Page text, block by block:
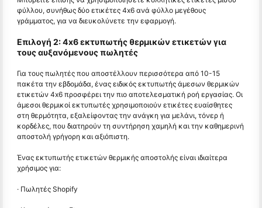
φύλλου, συνήθως δύο ετικέτες 4x6 ανά φύλλο μεγέθους
γράμματος, για να διευκολύνετε την εφαρμογή.
Επιλογή 2: 4x6 εκτυπωτής θερμικών ετικετών για
τους αυξανόμενους πωλητές
Για τους πωλητές που αποστέλλουν περισσότερα από 10-15
πακέτα την εβδομάδα, ένας ειδικός εκτυπωτής άμεσων θερμικών
ετικετών 4x6 προσφέρει την πιο αποτελεσματική ροή εργασίας. Οι
άμεσοι θερμικοί εκτυπωτές χρησιμοποιούν ετικέτες ευαίσθητες
στη θερμότητα, εξαλείφοντας την ανάγκη για μελάνι, τόνερ ή
κορδέλες, που διατηρούν τη συντήρηση χαμηλή και την καθημερινή
αποστολή γρήγορη και αξιόπιστη.
Ένας εκτυπωτής ετικετών θερμικής αποστολής είναι ιδιαίτερα
χρήσιμος για:
· Πωλητές Shopify